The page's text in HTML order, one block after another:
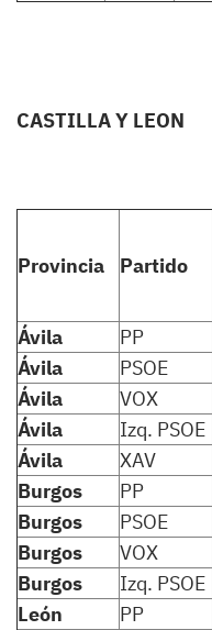
CASTILLA Y LEON
Provincia Partido
Ávila
PP
Ávila
PSOE
Ávila
VOX
Ávila
Izq. PSOE
Ávila
XAV
Burgos
PP
Burgos
PSOE
Burgos
VOX
Burgos
Izq. PSOE
León
PP